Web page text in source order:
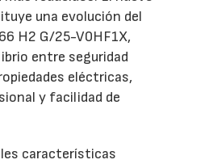
una evolución del
H2 G/25-V0HF1X,
entre seguridad
eléctricas,
y facilidad de
características